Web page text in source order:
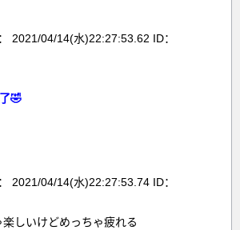
2021/04/14(水)22:27:53.62 ID：
🤣
2021/04/14(水)22:27:53.74 ID：
しいけどめっちゃ疲れる